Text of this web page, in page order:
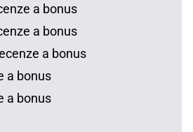
a bonus
a bonus
a bonus
a bonus
a bonus